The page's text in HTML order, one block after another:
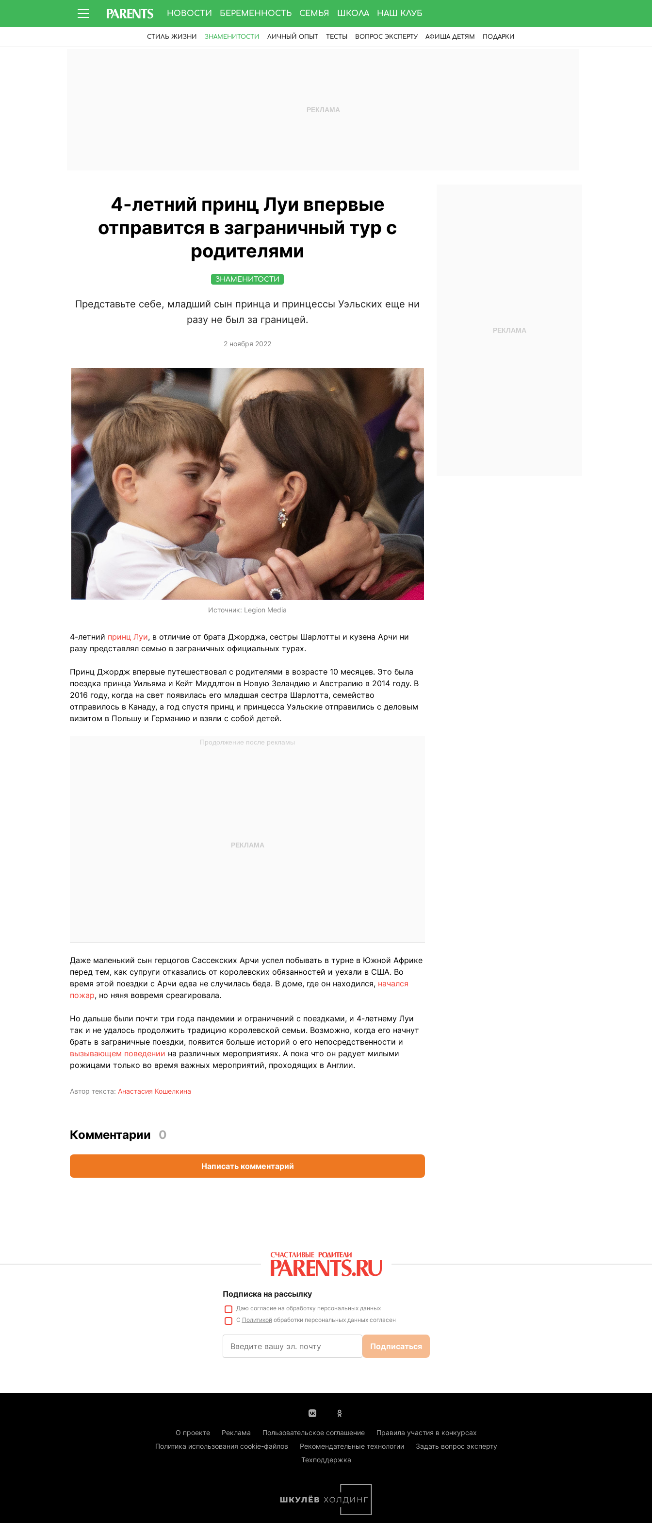
НОВОСТИ БЕРЕМЕННОСТЬ СЕМЬЯ ШКОЛА НАШ КЛУБ
СТИЛЬ ЖИЗНИ ЗНАМЕНИТОСТИ ЛИЧНЫЙ ОПЫТ ТЕСТЫ ВОПРОС ЭКСПЕРТУ АФИША ДЕТЯМ ПОДАРКИ
4-летний принц Луи впервые
отправится в заграничный тур с
родителями
ЗНАМЕНИТОСТИ
Представьте себе, младший сын принца и принцессы Уэльских еще ни
разу не был за границей.
2 ноября 2022
Источник: Legion Media
4-летний принц Луи, в отличие от брата Джорджа, сестры Шарлотты и кузена Арчи ни
разу представлял семью в заграничных официальных турах.
Принц Джордж впервые путешествовал с родителями в возрасте 10 месяцев. Это была
поездка принца Уильяма и Кейт Миддлтон в Новую Зеландию и Австралию в 2014 году. В
2016 году, когда на свет появилась его младшая сестра Шарлотта, семейство
отправилось в Канаду, а год спустя принц и принцесса Уэльские отправились с деловым
визитом в Польшу и Германию и взяли с собой детей.
Даже маленький сын герцогов Сассекских Арчи успел побывать в турне в Южной Африке
перед тем, как супруги отказались от королевских обязанностей и уехали в США. Во
время этой поездки с Арчи едва не случилась беда. В доме, где он находился, начался
пожар, но няня вовремя среагировала.
Но дальше были почти три года пандемии и ограничений с поездками, и 4-летнему Луи
так и не удалось продолжить традицию королевской семьи. Возможно, когда его начнут
брать в заграничные поездки, появится больше историй о его непосредственности и
вызывающем поведении на различных мероприятиях. А пока что он радует милыми
рожицами только во время важных мероприятий, проходящих в Англии.
Автор текста: Анастасия Кошелкина
Комментарии 0
Написать комментарий
Подписка на рассылку
Даю согласиена обработку персональных данных
С Политикойобработки персональных данных согласен
Подписаться
О проекте Реклама Пользовательское соглашение
Правила участия в конкурсах
Политика использования cookie-файлов
Рекомендательные технологии
Задать вопрос эксперту
Техподдержка